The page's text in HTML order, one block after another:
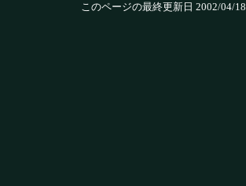
このページの最終更新日 2002/04/18